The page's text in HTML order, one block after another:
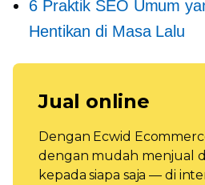
6 Praktik SEO Umum
Hentikan di Masa Lalu
Jual online
Dengan Ecwid
dengan mudah menjual
kepada siapa saja — di